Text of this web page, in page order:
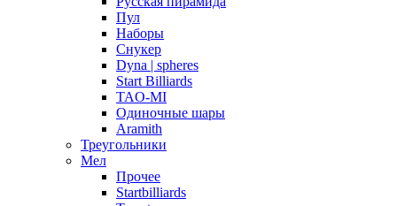
Пул
Наборы
Снукер
Dyna | spheres
Start Billiards
TAO-MI
Одиночные шары
Aramith
Треугольники
Мел
Прочее
Startbilliards